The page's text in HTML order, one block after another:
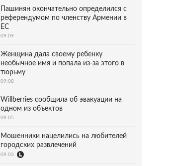
Пашинян окончательно определился с
референдумом по членству Армении в
ЕС
09:09
Женщина дала своему ребенку
необычное имя и попала из-за этого в
тюрьму
09:08
Willberries сообщила об эвакуации на
одном из объектов
09:05
Мошенники нацелились на любителей
городских развлечений
09:03